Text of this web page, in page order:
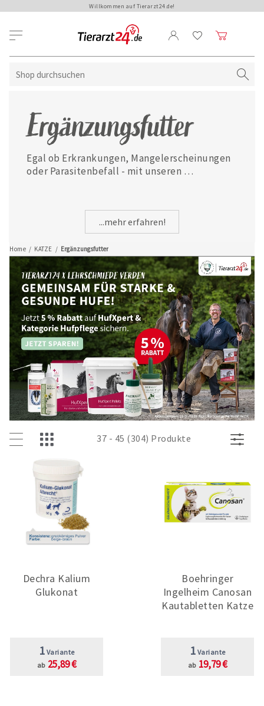
Willkommen auf Tierarzt24.de!
Home / KATZE / Ergänzungsfutter
Ergänzungsfutter
Egal ob Erkrankungen, Mangelerscheinungen
oder Parasitenbefall - mit unseren
...mehr erfahren!
37 - 45 (304) Produkte
Dechra Kalium
Glukonat
1 Variante
ab 25,89 €
Boehringer
Ingelheim Canosan
Kautabletten Katze
1 Variante
ab 19,79 €